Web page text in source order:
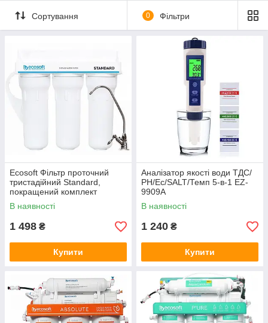
Сортування 0 Фільтри
Ecosoft Фільтр проточний
тристадійний Standard,
покращений комплект
картриджів з Ecomix, кран
капля
В наявності
1 498 ₴
Купити
Аналізатор якості води ТДС/
РН/Ес/SALT/Темп 5-в-1 EZ-
9909A
В наявності
1 240 ₴
Купити